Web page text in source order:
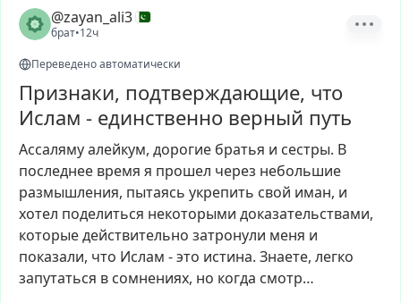
@zayan_ali3
брат•12ч
Переведено автоматически
Признаки, подтверждающие, что
Ислам - единственно верный путь
Ассалямуалейкум, дорогие братья и сестры. В
последнее время я прошел через небольшие
размышления, пытаясь укрепить свой иман, и
хотел поделиться некоторыми доказательствами,
которыедействительно затронули меня и
показали, что Ислам -это истина. Знаете, легко
запутаться в сомнениях, но когда смотр…